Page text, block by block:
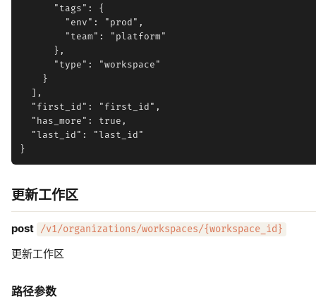
      "tags": {
        "env": "prod",
        "team": "platform"
      },
      "type": "workspace"
    }
  ],
  "first_id": "first_id",
  "has_more": true,
  "last_id": "last_id"
更新工作区
post /v1/organizations/workspaces/{workspace_id}
更新工作区
路径参数